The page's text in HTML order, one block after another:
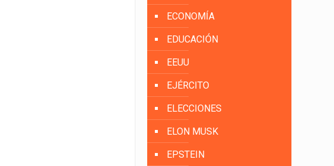
ECONOMÍA
EDUCACIÓN
EEUU
EJÉRCITO
ELECCIONES
ELON MUSK
EPSTEIN